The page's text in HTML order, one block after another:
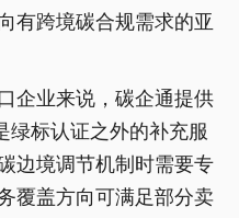
有跨境碳合规需求的亚
企业来说，碳企通提供
绿标认证之外的补充服
边境调节机制时需要专
覆盖方向可满足部分卖